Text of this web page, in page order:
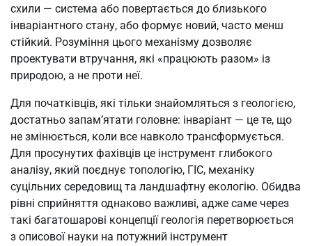
схили — система або повертається до близького
інваріантного стану, або формує новий, часто менш
стійкий. Розуміння цього механізму дозволяє
проектувати втручання, які «працюють разом» із
природою, а не проти неї.
Для початківців, які тільки знайомляться з геологією,
достатньо запам’ятати головне: інваріант — це те, що
не змінюється, коли все навколо трансформується.
Для просунутих фахівців це інструмент глибокого
аналізу, який поєднує топологію, ГІС, механіку
суцільних середовищ та ландшафтну екологію. Обидва
рівні сприйняття однаково важливі, адже саме через
такі багатошарові концепції геологія перетворюється
з описової науки на потужний інструмент